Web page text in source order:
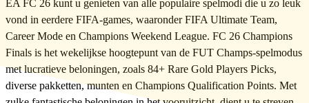
EA FC 26 kunt u genieten van alle populaire spelmodi die u zo leuk
vond in eerdere FIFA-games, waaronder FIFA Ultimate Team,
Career Mode en Champions Weekend League. FC 26 Champions
Finals is het wekelijkse hoogtepunt van de FUT Champs-spelmodus
met lucratieve beloningen, zoals 84+ Rare Gold Players Picks,
diverse pakketten, munten en Champions Qualification Points. Met